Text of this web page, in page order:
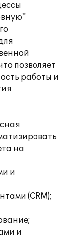
позволяет
работы и
на
и
(CRM);
и